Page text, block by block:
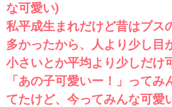
な可愛い)
私平成生まれだけど昔はブス
多かったから、人より少し目
小さいとか平均より少しだけ
「あの子可愛いー！」って
てたけど、今ってみんな可愛